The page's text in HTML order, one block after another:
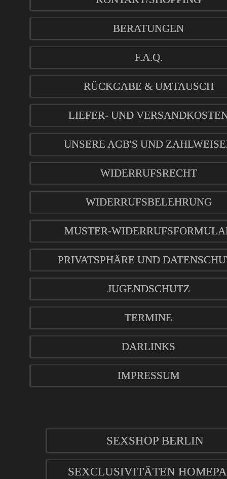
BERATUNGEN
F.A.Q.
RÜCKGABE & UMTAUSCH
LIEFER- UND
UNSERE AGB'S UND
WIDERRUFSRECHT
WIDERRUFSBELEHRUNG
MUSTER-
PRIVATSPHÄRE UND
JUGENDSCHUTZ
TERMINE
DARLINKS
IMPRESSUM
SEXSHOP BERLIN
SEXCLUSIVITÄTEN